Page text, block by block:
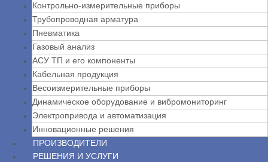
Контрольно-измерительные приборы
Трубопроводная арматура
Пневматика
Газовый анализ
АСУ ТП и его компоненты
Кабельная продукция
Весоизмерительные приборы
Динамическое оборудование и вибромониторинг
Электропривода и автоматизация
Инновационные решения
ПРОИЗВОДИТЕЛИ
РЕШЕНИЯ И УСЛУГИ